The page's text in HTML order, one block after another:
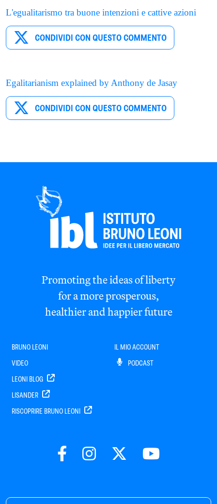
L'egualitarismo tra buone intenzioni e cattive azioni
CONDIVIDI CON QUESTO COMMENTO
Egalitarianism explained by Anthony de Jasay
CONDIVIDI CON QUESTO COMMENTO
Promoting the ideas of liberty
for a more prosperous,
healthier and happier future
BRUNO LEONI
VIDEO
LEONI BLOG
LISANDER
RISCOPRIRE BRUNO LEONI
IL MIO ACCOUNT
PODCAST